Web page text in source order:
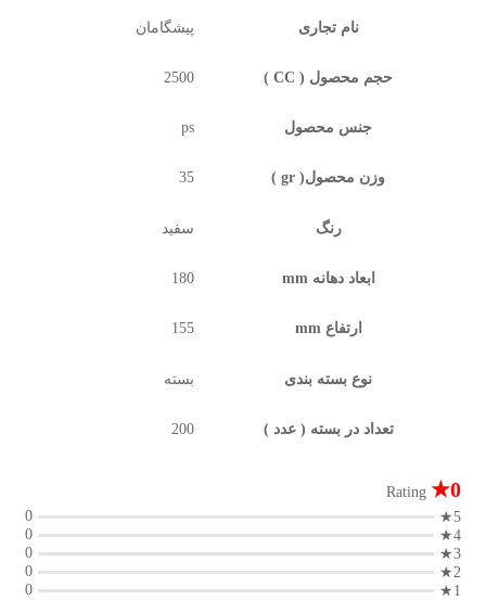
نام تجاری پیشگامان
حجم محصول ( CC ) 2500
جنس محصول ps
وزن محصول( gr ) 35
رنگ سفید
ابعاد دهانه mm 180
ارتفاع mm 155
نوع بسته بندی بسته
تعداد در بسته ( عدد ) 200
0★
Rating
5★
0
4★
0
3★
0
2★
0
1★
0